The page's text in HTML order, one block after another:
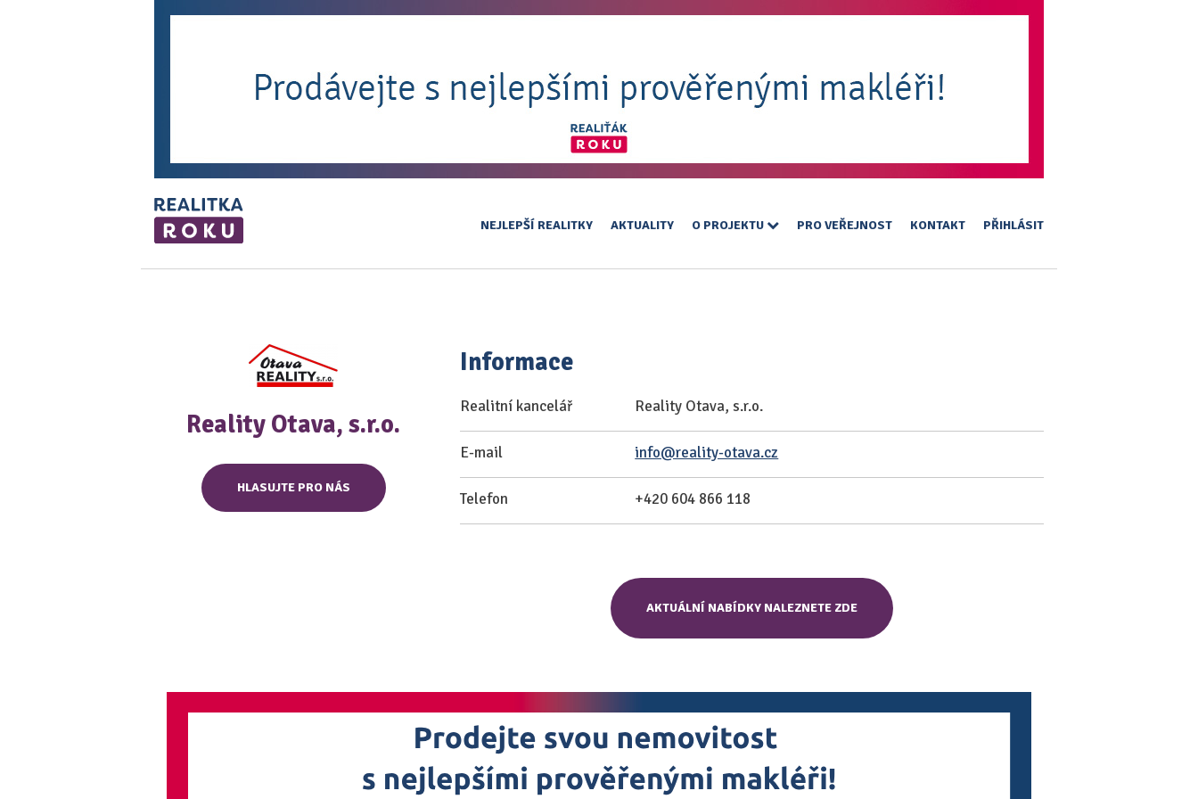
NEJLEPŠÍ REALITKY AKTUALITY O PROJEKTU PRO VEŘEJNOST KONTAKT PŘIHLÁSIT
Reality Otava, s.r.o.
HLASUJTE PRO NÁS
Informace
Realitní kancelář Reality Otava, s.r.o.
E-mail info@reality-otava.cz
Telefon +420 604 866 118
AKTUÁLNÍ NABÍDKY NALEZNETE ZDE